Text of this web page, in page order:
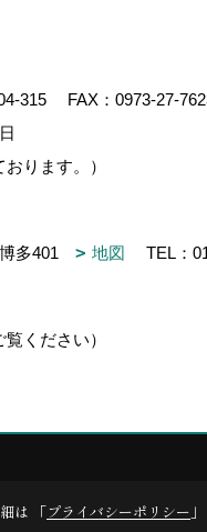
315
FAX：0973-27-
ります。）
博多401 地図 TEL：
ください）
は 「プライバシーポリシー